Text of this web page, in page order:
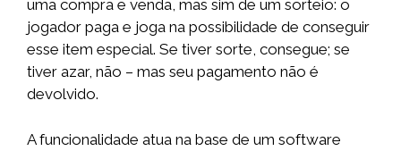
uma compra e venda, mas sim de um sorteio: o
jogador paga e joga na possibilidade de conseguir
esse item especial. Se tiver sorte, consegue; se
tiver azar, não – mas seu pagamento não é
devolvido.
A funcionalidade atua na base de um software